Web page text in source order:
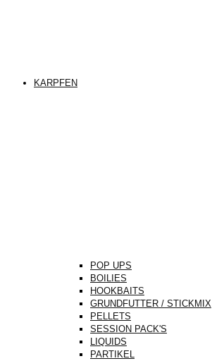
KARPFEN
POP UPS
BOILIES
HOOKBAITS
GRUNDFUTTER / STICKMIX
PELLETS
SESSION PACK'S
LIQUIDS
PARTIKEL